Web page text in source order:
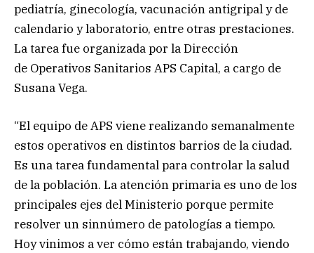
pediatría, ginecología, vacunación antigripal y de
calendario y laboratorio, entre otras prestaciones.
La tarea fue organizada por la Dirección
de Operativos Sanitarios APS Capital, a cargo de
Susana Vega.
“El equipo de APS viene realizando semanalmente
estos operativos en distintos barrios de la ciudad.
Es una tarea fundamental para controlar la salud
de la población. La atención primaria es uno de los
principales ejes del Ministerio porque permite
resolver un sinnúmero de patologías a tiempo.
Hoy vinimos a ver cómo están trabajando, viendo